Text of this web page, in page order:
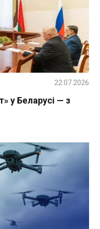
у Беларусі — з
22.07.2026